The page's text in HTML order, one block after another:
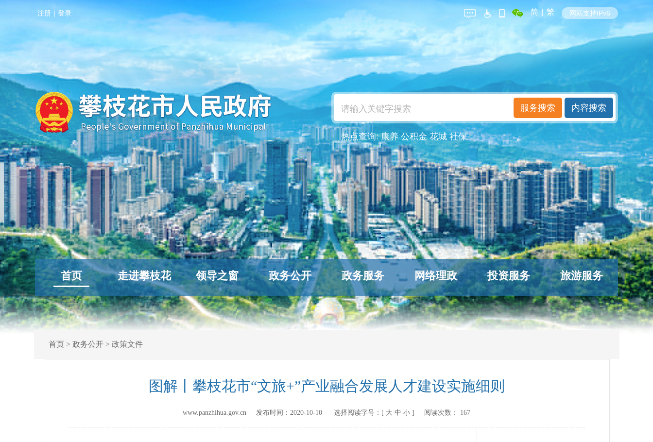
注册 | 登录 简 | 繁 网站支持IPv6
热点查询:康养 公积金 花城 社保
首页 走进攀枝花 领导之窗 政务公开 政务服务 网络理政 投资服务 旅游服务
首页> 政务公开> 政策文件
图解丨攀枝花市“文旅+”产业融合发展人才建设实施细则
www.panzhihua.gov.cn 发布时间： 2020-10-10 选择阅读字号：[ 大 中 小 ] 阅读次数： 167